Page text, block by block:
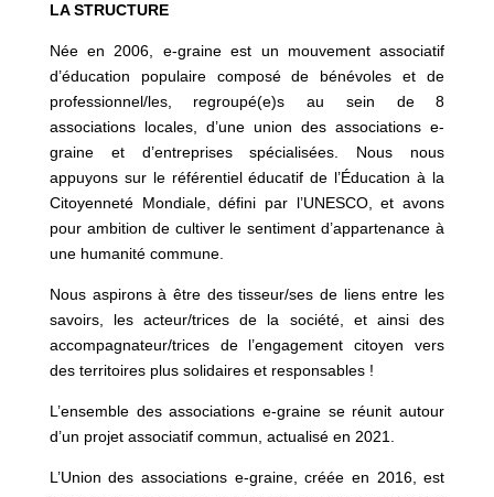
LA STRUCTURE
Née en 2006, e-graine est un mouvement associatif
d’éducation populaire composé de bénévoles et de
professionnel/les, regroupé(e)s au sein de 8
associations locales, d’une union des associations e-
graine et d’entreprises spécialisées. Nous nous
appuyons sur le référentiel éducatif de l’Éducation à la
Citoyenneté Mondiale, défini par l’UNESCO, et avons
pour ambition de cultiver le sentiment d’appartenance à
une humanité commune.
Nous aspirons à être des tisseur/ses de liens entre les
savoirs, les acteur/trices de la société, et ainsi des
accompagnateur/trices de l’engagement citoyen vers
des territoires plus solidaires et responsables !
L’ensemble des associations e-graine se réunit autour
d’un projet associatif commun, actualisé en 2021.
L’Union des associations e-graine, créée en 2016, est